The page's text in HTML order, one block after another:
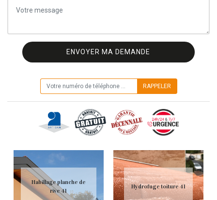
Habillage planche de
rive 41
Hydrofuge toiture 41